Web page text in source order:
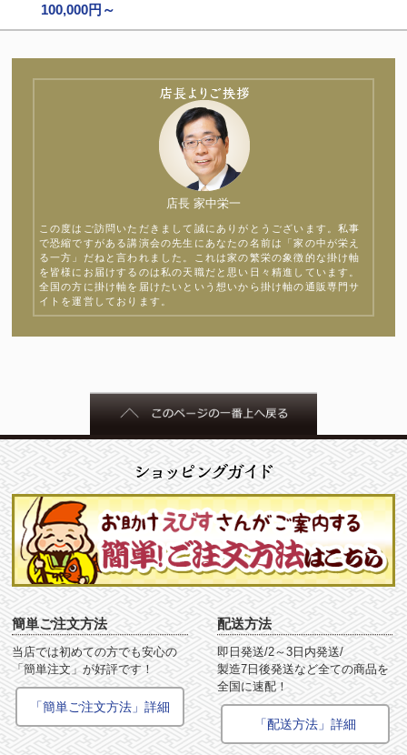
100,000円～
店長 家中栄一
この度はご訪問いただきまして誠にありがとうございます。私事
で恐縮ですがある講演会の先生にあなたの名前は「家の中が栄え
る一方」だねと言われました。これは家の繁栄の象徴的な掛け軸
を皆様にお届けするのは私の天職だと思い日々精進しています。
全国の方に掛け軸を届けたいという想いから掛け軸の通販専門サ
イトを運営しております。
簡単ご注文方法
当店では初めての方でも安心の
「簡単注文」が好評です！
「簡単ご注文方法」詳細
配送方法
即日発送/2～3日内発送/
製造7日後発送など全ての商品を
全国に速配！
「配送方法」詳細